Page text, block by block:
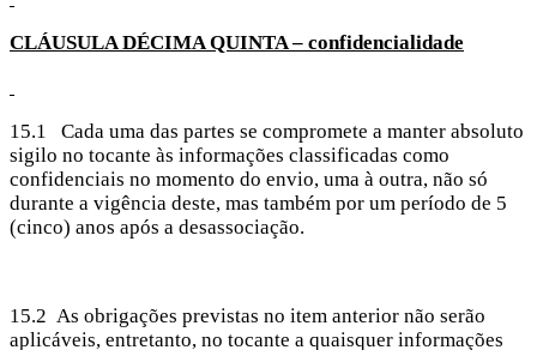
CLÁUSULA DÉCIMAQUINTA – confidencialidade
15.1 Cada uma das partes se compromete a manter absoluto
sigilo no tocante às informações classificadas como
confidenciais no momento do envio, uma à outra, não só
durante a vigência deste, mas também por um período de 5
(cinco) anos após a desassociação.
15.2 As obrigações previstas no item anterior não serão
aplicáveis, entretanto, no tocante a quaisquer informações